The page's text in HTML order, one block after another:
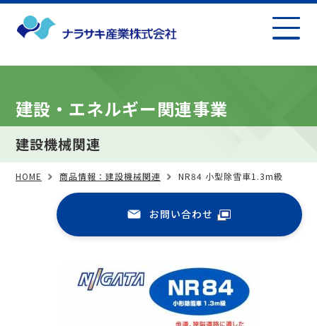
建設・エネルギー関連事業
建設機械関連
HOME 商品情報：建設機械関連 NR84 小型除雪車1.3m級
お問い合わせ